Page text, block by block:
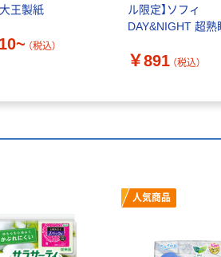
王製紙
（税込）
ル限定】ソフィ
DAY&NIGHT 超熟
枚×3) オリジナル
￥891 （税込）
人気商品